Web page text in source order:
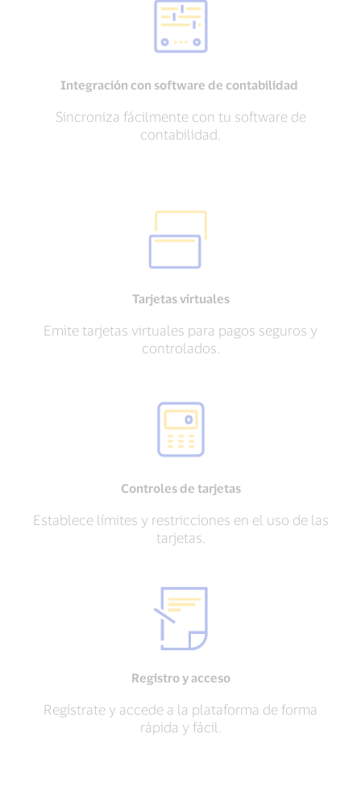
Integración con software de contabilidad
Sincroniza fácilmente con tu software de
contabilidad.
Tarjetas virtuales
Emite tarjetas virtuales para pagos seguros y
controlados.
Controles de tarjetas
Establece límites y restricciones en el uso de las
tarjetas.
Registro y acceso
Regístrate y accede a la plataforma de forma
rápida y fácil.